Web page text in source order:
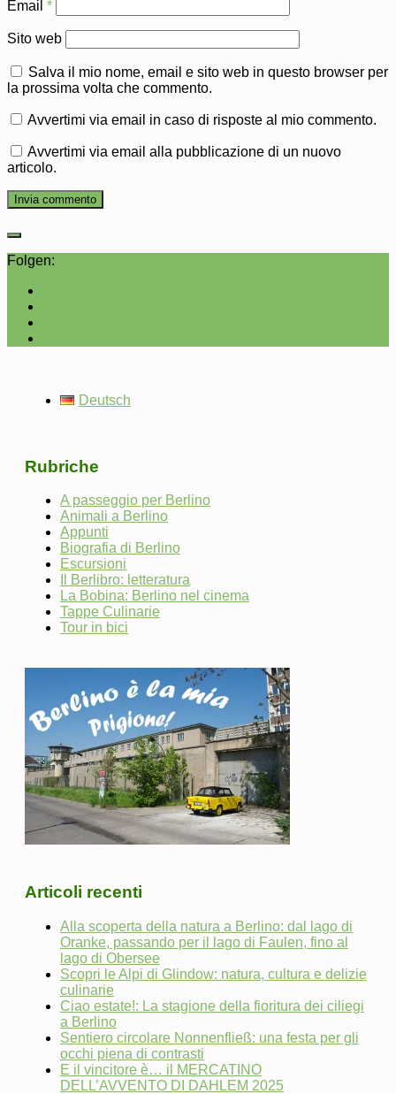
Email *
Sito web
Salva il mio nome, email e sito web in questo browser per
la prossima volta che commento.
Avvertimi via email in caso di risposte al mio commento.
Avvertimi via email alla pubblicazione di un nuovo
articolo.
Folgen:
Deutsch
Rubriche
A passeggio per Berlino
Animali a Berlino
Appunti
Biografia di Berlino
Escursioni
Il Berlibro: letteratura
La Bobina: Berlino nel cinema
Tappe Culinarie
Tour in bici
Articoli recenti
Alla scoperta della natura a Berlino: dal lago di
Oranke, passando per il lago di Faulen, fino al
lago di Obersee
Scopri le Alpi di Glindow: natura, cultura e delizie
culinarie
Ciao estate!: La stagione della fioritura dei ciliegi
a Berlino
Sentiero circolare Nonnenfließ: una festa per gli
occhi piena di contrasti
E il vincitore è… il MERCATINO
DELL’AVVENTO DI DAHLEM 2025